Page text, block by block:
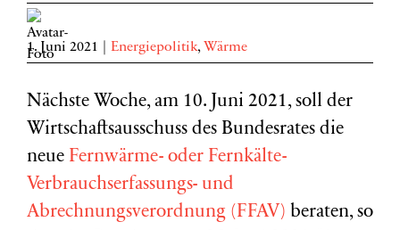
1. Juni 2021 Energiepolitik, Wärme
Nächste Woche, am 10. Juni 2021, soll der
Wirtschaftsausschuss des Bundesrates die
neue Fernwärme- oder Fernkälte-
Verbrauchserfassungs- und
Abrechnungsverordnung (FFAV) beraten, so